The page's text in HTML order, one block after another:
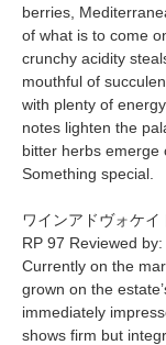
berries,
of what is to come
crunchy acidity
mouthful of
with plenty of
notes lighten the
bitter herbs emerge
Something special.
ワインアドヴォケイ
RP 97 Reviewed
Currently on the
grown on the
immediately
shows firm but